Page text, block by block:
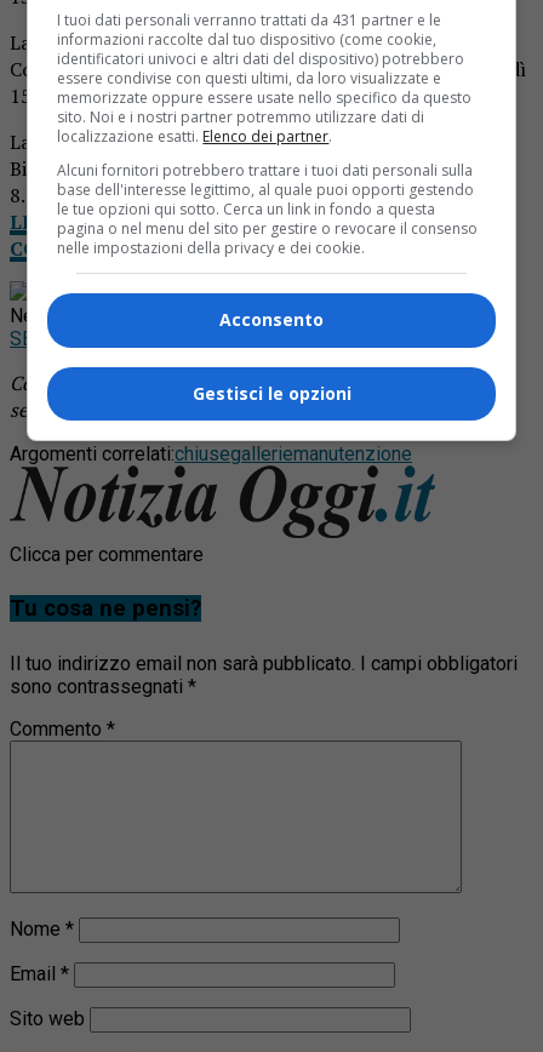
La galleria “Volpe” lungo la SP 232 Panoramica Zegna nei
Comuni di Quaregna Cerreto e Cossato sarà chiusa martedì
15 dicembre 2020 dalle ore 8.00 alle ore 17.00.
La quattro gallerie della SP 338 variante Tangenziale Sud
Biella saranno chiuse giovedì 17 dicembre 2020 dalle ore
8.00 alle ore 17.00.
LEGGI NOTIZIA OGGI DA CASA: IL TUO GIORNALE
COMPLETO IN VERSIONE DIGITALE
Rimani aggiornato seguendoci su Google
News!
SEGUICI
Continua a leggere le notizie di Notizia Oggi Borgosesiae
segui la nostra
pagina Facebook
Argomenti correlati:chiusegalleriemanutenzione
Clicca per commentare
Tu cosa ne pensi?
Il tuo indirizzo email non sarà pubblicato.
I campi obbligatori
sono contrassegnati *
Commento *
Nome *
Email *
Sito web
I tuoi dati personali verranno trattati da 431 partner e le
informazioni raccolte dal tuo dispositivo (come cookie,
identificatori univoci e altri dati del dispositivo) potrebbero
essere condivise con questi ultimi, da loro visualizzate e
memorizzate oppure essere usate nello specifico da questo
sito. Noi e i nostri partner potremmo utilizzare dati di
localizzazione esatti. Elenco dei partner.
Alcuni fornitori potrebbero trattare i tuoi dati personali sulla
base dell'interesse legittimo, al quale puoi opporti gestendo
le tue opzioni qui sotto. Cerca un link in fondo a questa
pagina o nel menu del sito per gestire o revocare il consenso
nelle impostazioni della privacy e dei cookie.
Acconsento
Gestisci le opzioni